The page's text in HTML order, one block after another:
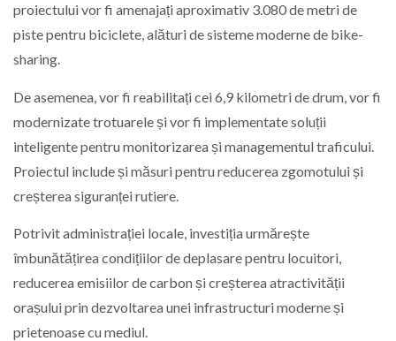
proiectului vor fi amenajați aproximativ 3.080 de metri de
piste pentru biciclete, alături de sisteme moderne de bike-
sharing.
De asemenea, vor fi reabilitați cei 6,9 kilometri de drum, vor fi
modernizate trotuarele și vor fi implementate soluții
inteligente pentru monitorizarea și managementul traficului.
Proiectul include și măsuri pentru reducerea zgomotului și
creșterea siguranței rutiere.
Potrivit administrației locale, investiția urmărește
îmbunătățirea condițiilor de deplasare pentru locuitori,
reducerea emisiilor de carbon și creșterea atractivității
orașului prin dezvoltarea unei infrastructuri moderne și
prietenoase cu mediul.